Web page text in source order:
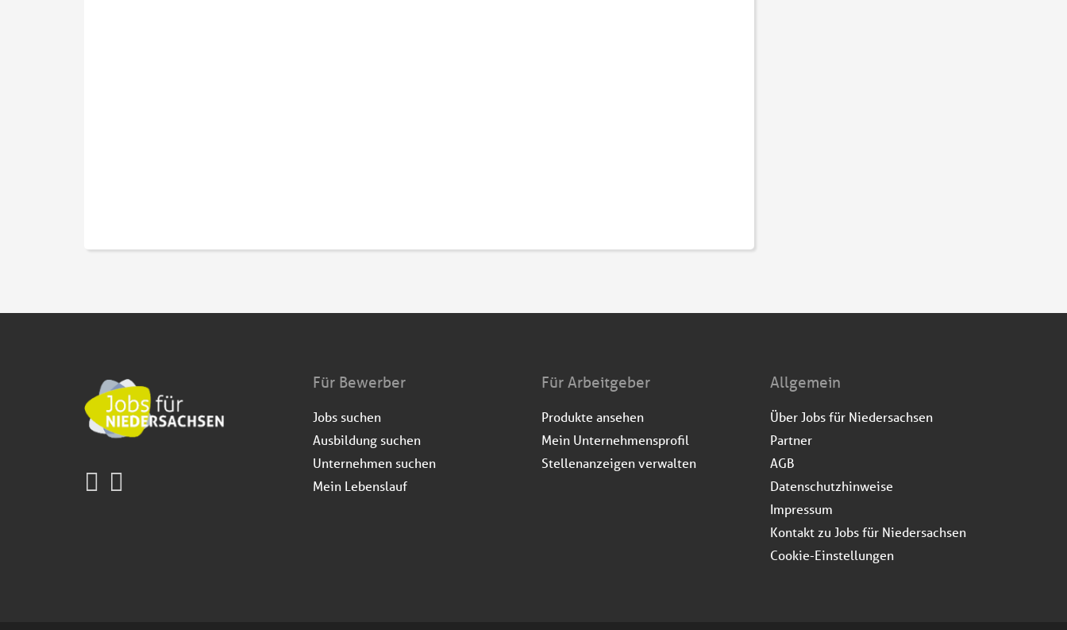
Für Bewerber
Jobs suchen
Ausbildung suchen
Unternehmen suchen
Mein Lebenslauf
Für Arbeitgeber
Produkte ansehen
Mein Unternehmensprofil
Stellenanzeigen verwalten
Allgemein
Über Jobs für Niedersachsen
Partner
AGB
Datenschutzhinweise
Impressum
Kontakt zu Jobs für Niedersachsen
Cookie-Einstellungen